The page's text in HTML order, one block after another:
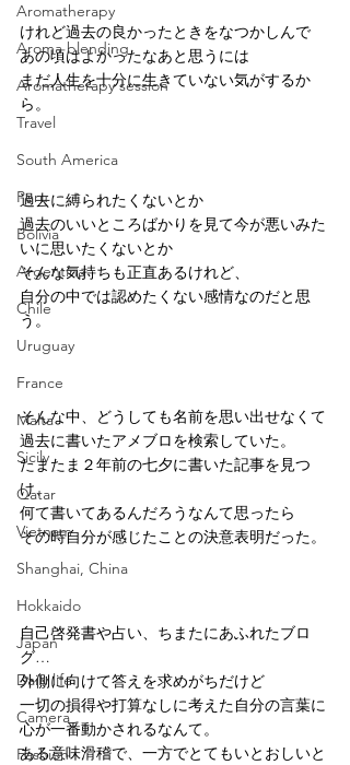
Aromatherapy
Aroma blending
Aromatherapy session
Travel
South America
Peru
Bolivia
Argentina
Chile
Uruguay
France
Malta
Sicily
Qatar
Vietnam
Shanghai, China
Hokkaido
Japan
Daily life
Camera
Fashion
けれど過去の良かったときをなつかしんで
あの頃はよかったなあと思うには
まだ人生を十分に生きていない気がするか
ら。
過去に縛られたくないとか
過去のいいところばかりを見て今が悪いみた
いに思いたくないとか
そんな気持ちも正直あるけれど、
自分の中では認めたくない感情なのだと思
う。
そんな中、どうしても名前を思い出せなくて
過去に書いたアメブロを検索していた。
たまたま２年前の七夕に書いた記事を見つ
け、
何て書いてあるんだろうなんて思ったら
その時自分が感じたことの決意表明だった。
自己啓発書や占い、ちまたにあふれたブロ
グ…
外側に向けて答えを求めがちだけど
一切の損得や打算なしに考えた自分の言葉に
心が一番動かされるなんて。
ある意味滑稽で、一方でとてもいとおしいと